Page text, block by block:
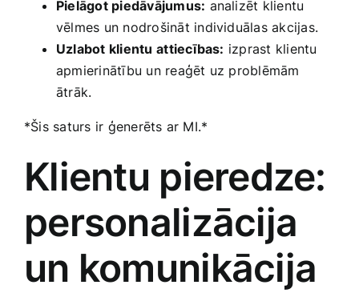
Pielāgot piedāvājumus: analizēt klientu‌
vēlmes un nodrošināt individuālas akcijas.
Uzlabot klientu⁣ attiecības: izprast klientu
apmierinātību un reaģēt uz problēmām
ātrāk.
*Šis saturs ir ģenerēts ar MI.*
Klientu pieredze:
personalizācija
un komunikācija